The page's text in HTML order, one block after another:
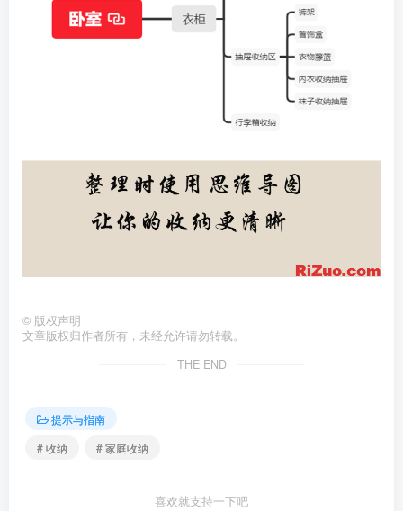
© 版权声明
文章版权归作者所有，未经允许请勿转载。
THE END
提示与指南
# 收纳
# 家庭收纳
喜欢就支持一下吧